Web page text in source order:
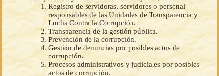
Registro de servidoras, servidores o personal
responsables de las Unidades de Transparencia y
Lucha Contra la Corrupción.
Transparencia de la gestión pública.
Prevención de la corrupción.
Gestión de denuncias por posibles actos de
corrupción.
Procesos administrativos y judiciales por posibles
actos de corrupción.